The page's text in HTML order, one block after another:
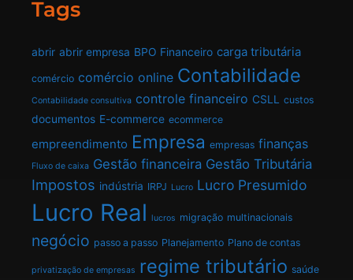
Tags
abrir abrir empresa BPO Financeiro carga tributária
comércio comércio online Contabilidade
Contabilidade consultiva controle financeiro CSLL custos
documentos E-commerce ecommerce
empreendimento Empresa empresas finanças
Fluxo de caixa Gestão financeira Gestão Tributária
Impostos indústria IRPJ Lucro Lucro Presumido
Lucro Real lucros migração multinacionais
negócio passo a passo Planejamento Plano de contas
privatização de empresas regime tributário saúde